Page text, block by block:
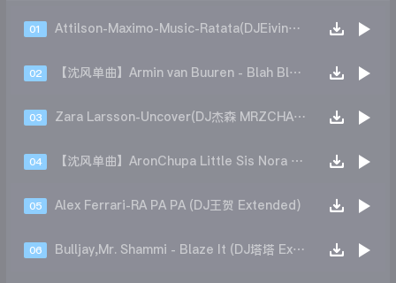
01 Attilson-Maximo-Music-Ratata(DJEivin一文Remix)
02 【沈风单曲】Armin van Buuren - Blah Blah Blah All(DJ王贺 Mix)
03 Zara Larsson-Uncover(DJ杰森 MRZCHAO 2021MIX)
04 【沈风单曲】AronChupa Little Sis Nora - The Woodchuck Song(Dj Leo Remix)
05 Alex Ferrari-RA PA PA (DJ王贺 Extended)
06 Bulljay,Mr. Shammi - Blaze It (DJ塔塔 Extended Mi）